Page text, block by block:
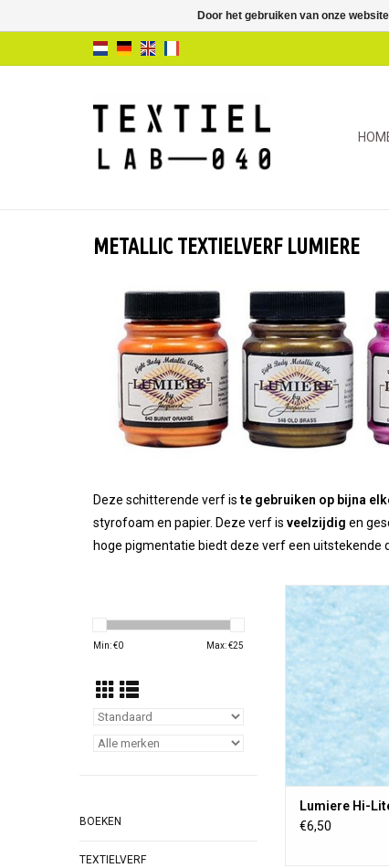
METALLIC TEXTIELVERF LUMIERE
Deze schitterende verf iste gebruiken op bijna
styrofoam en papier. Deze verf is veelzijdig en
hoge pigmentatie biedt deze verf een uitstekende
Min: €0 Max: €25
BOEKEN
TEXTIELVERF
Lumiere van
soepele
voor textiel met
voor een
uitstraling en
TOEVOEGEN AAN
Lumiere Hi-
€6,50
Door het gebruiken van onze